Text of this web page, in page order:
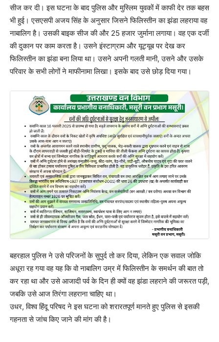
सीज कर दी। इस घटना के बाद पुलिस और मुस्लिम युवकों में काफी देर तक बहस
भी हुई। एसएसपी अजय सिंह के अनुसार जिसने फिलिस्तीन का झंडा लहराया वह
नाबालिग है। उसकी बाइक सीज की और 25 हजार जुर्माना लगाया। वह एक दर्जी
की दुकान पर काम करता है। उसने इंस्टाग्राम और यूट्यूब पर देख कर
फिलिस्तीन का झंडा बना लिया था। उसने अपनी गलती मानी, उसने और उसके
परिवार के सभी लोगों ने माफीनामा लिखा। इसके बाद उसे छोड़ दिया गया।
बहरहाल पुलिस ने उसे परिजनों के सुपुर्द तो कर दिया, लेकिन एक सवाल जोकि
अधूरा रह गया वह यह कि वो नाबालिग उम्र में फिलिस्तीन के समर्थन की बात तो
कर रहा था और उसे आजादी पर्व के दिन ही क्यों वह झंडा लहराने की जरूरत पड़ी,
जबकि उसे आज तिरंगा लहराना चाहिए था।
उधर, विश्व हिंदू परिषद ने इस घटना को शरारतपूर्ण मानते हुए पुलिस से इसकी
गहनता से जांच किए जाने की मांग की है।